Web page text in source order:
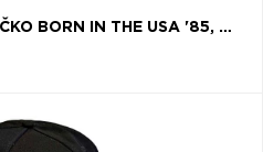
BRUCE SPRINGSTEEN, TRIČKO BORN IN THE USA '85, UNISEX, NATURAL